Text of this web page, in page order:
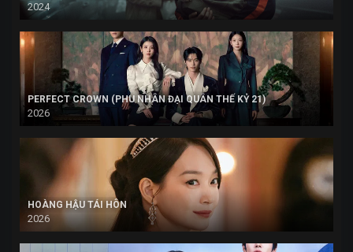
2024
PERFECT CROWN (PHU NHÂN ĐẠI QUÂN THẾ KỶ 21)
2026
HOÀNG HẬU TÁI HÔN
2026